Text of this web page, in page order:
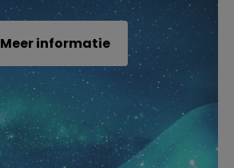
Meer informatie